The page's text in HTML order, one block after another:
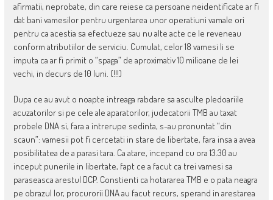
afirmatii, neprobate, din care reiese ca persoane neidentificate ar fi
dat bani vamesilor pentru urgentarea unor operatiuni vamale ori
pentru ca acestia sa efectueze sau nu alte acte ce le reveneau
conform atributiilor de serviciu. Cumulat, celor 18 vamesi li se
imputa ca ar fi primit o “spaga” de aproximativ 10 milioane de lei
vechi, in decurs de 10 luni. (!!!)
Dupa ce au avut o noapte intreaga rabdare sa asculte pledoariile
acuzatorilor si pe cele ale aparatorilor, judecatorii TMB au taxat
probele DNA si, fara a intrerupe sedinta, s-au pronuntat “din
scaun”: vamesii pot fi cercetati in stare de libertate, fara insa a avea
posibilitatea de a parasi tara. Ca atare, incepand cu ora 13.30 au
inceput punerile in libertate, fapt ce a facut ca trei vamesi sa
paraseasca arestul DCP. Constienti ca hotararea TMB e o pata neagra
pe obrazul lor, procurorii DNA au facut recurs, sperand in arestarea